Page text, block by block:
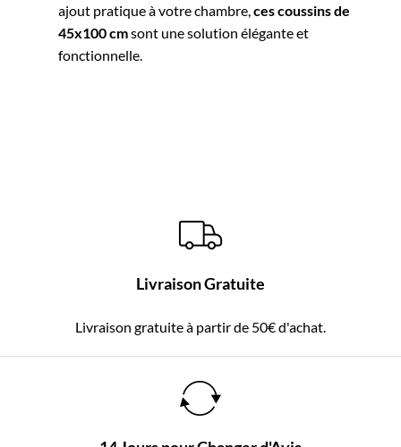
ajout pratique à votre chambre,ces coussins de
45x100 cmsont une solution élégante et
fonctionnelle.
Livraison Gratuite
Livraison gratuite à partir de 50€ d'achat.